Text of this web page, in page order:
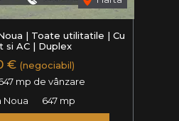
| Toate utilitatile | Cu
si AC | Duplex
€ (negociabil)
mp de vânzare
Noua
647 mp